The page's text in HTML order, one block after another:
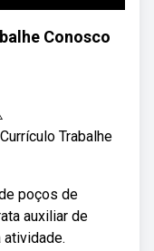
Conosco
Trabalhe
poços de
auxiliar de
atividade.